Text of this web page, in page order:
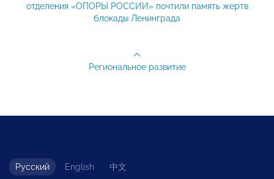
отделения «ОПОРЫ РОССИИ» почтили память жертв
блокады Ленинграда
Региональное развитие
Русский English 中文